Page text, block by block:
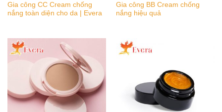
Gia công CC Cream chống
nắng toàn diện cho da | Evera
Gia công BB Cream chống
nắng hiệu quả